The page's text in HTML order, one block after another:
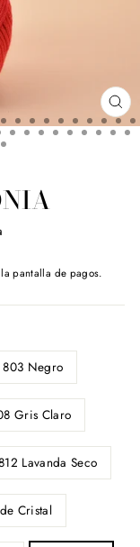
pantalla de pagos.
803 Negro
Gris Claro
Lavanda Seco
Cristal